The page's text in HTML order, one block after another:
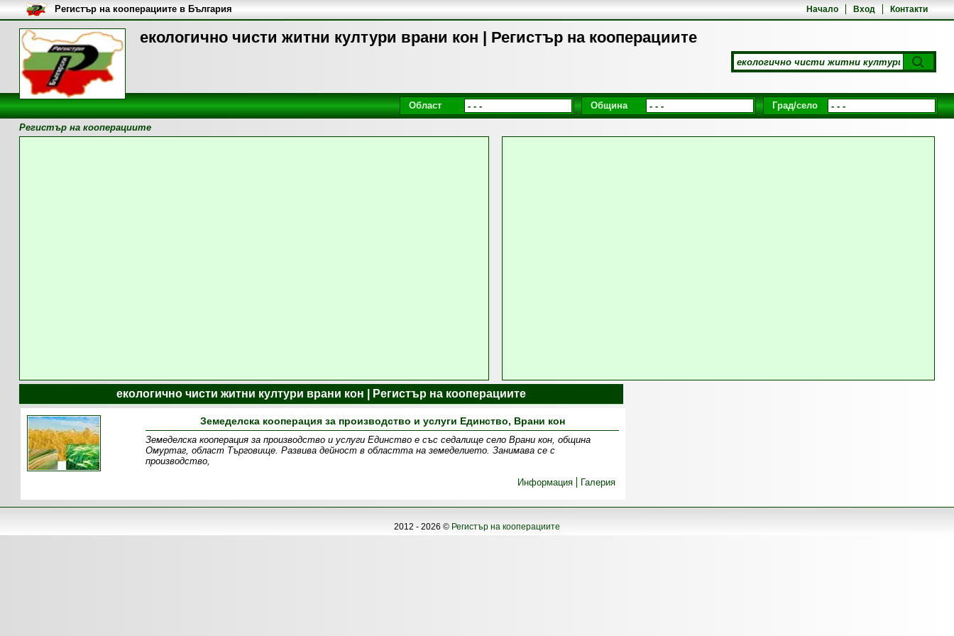
екологично чисти житни култури врани кон | Регистър на кооперациите
Начало Вход Контакти
Регистър на кооперациите в България
Област Община Град/село
Регистър на кооперациите
екологично чисти житни култури врани кон | Регистър на кооперациите
Земеделска кооперация за производство и услуги Единство, Врани кон
Земеделска кооперация за производство и услуги Единство е със седалище село Врани кон, община
Омуртаг, област Търговище. Развива дейност в областта на земеделието. Занимава се с
производство,
Информация
Галерия
2012 - 2026 © Регистър на кооперациите